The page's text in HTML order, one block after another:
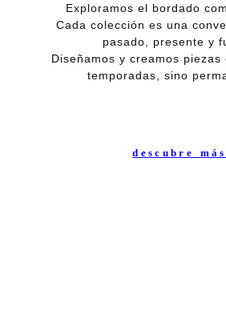
Exploramos el bordado
Cada colección es una
pasado, presente y
Diseñamos y creamos piezas
temporadas, sino
descubre más